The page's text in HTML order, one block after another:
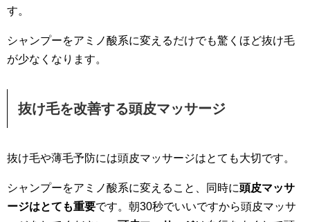
す。
シャンプーをアミノ酸系に変えるだけでも驚くほど抜け毛
が少なくなります。
抜け毛を改善する頭皮マッサージ
抜け毛や薄毛予防には頭皮マッサージはとても大切です。
シャンプーをアミノ酸系に変えること、同時に頭皮マッサ
ージはとても重要です。朝30秒でいいですから頭皮マッサ